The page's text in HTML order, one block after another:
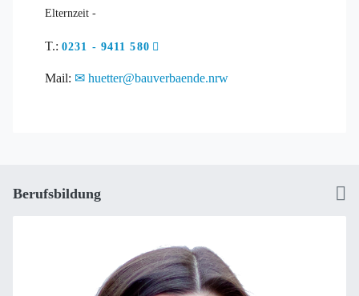
Elternzeit -
T.: 0231 - 9411 580
Mail: huetter@bauverbaende.nrw
Berufsbildung